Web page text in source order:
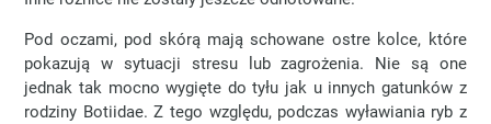
Pod oczami, pod skórą mają schowane ostre kolce, które
pokazują w sytuacji stresu lub zagrożenia. Nie są one
jednak tak mocno wygięte do tyłu jak u innych gatunków z
rodziny Botiidae. Z tego względu, podczas wyławiania ryb z